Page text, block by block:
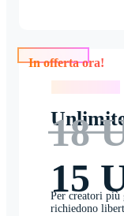
18
15
Per creatori più
richiedono